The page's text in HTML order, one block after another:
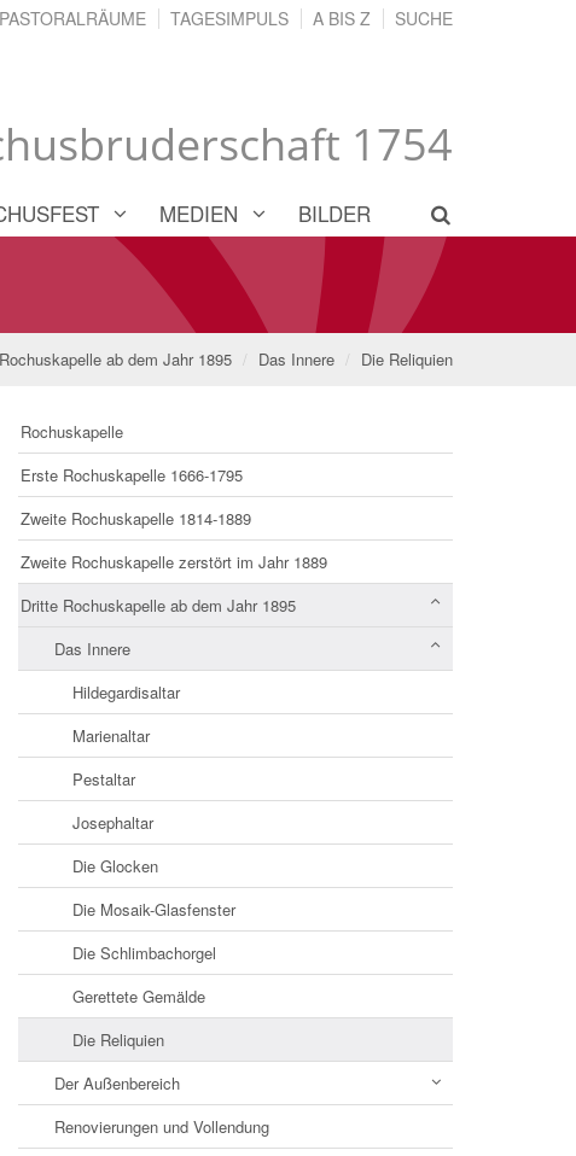
1754
PASTORALRÄUME TAGESIMPULS A BIS Z SUCHE
MEDIEN BILDER
ab dem Jahr 1895 Das Innere Die Reliquien
Rochuskapelle
Erste Rochuskapelle 1666-1795
Zweite Rochuskapelle 1814-1889
Zweite Rochuskapelle zerstört im Jahr 1889
Dritte Rochuskapelle ab dem Jahr 1895
Das Innere
Hildegardisaltar
Marienaltar
Pestaltar
Josephaltar
Die Glocken
Die Mosaik-Glasfenster
Die Schlimbachorgel
Gerettete Gemälde
Die Reliquien
Der Außenbereich
Renovierungen und Vollendung